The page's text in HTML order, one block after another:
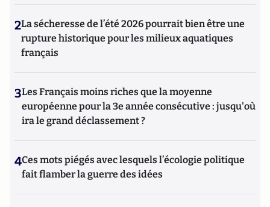
2La sécheresse de l’été 2026 pourrait bien être une
rupture historique pour les milieux aquatiques
français
3Les Français moins riches que la moyenne
européenne pour la 3e année consécutive : jusqu'où
ira le grand déclassement ?
4Ces mots piégés avec lesquels l’écologie politique
fait flamber la guerre des idées